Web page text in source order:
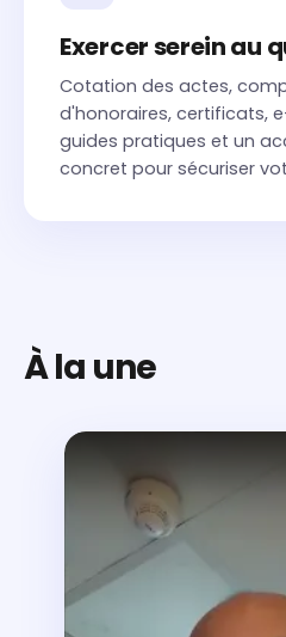
Exercer serein au
Cotation des actes,
d'honoraires, certificats,
guides pratiques et un
concret pour sécuriser
À la une